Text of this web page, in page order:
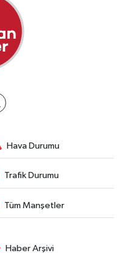
Hava Durumu
Trafik Durumu
Tüm Manşetler
Haber Arşivi